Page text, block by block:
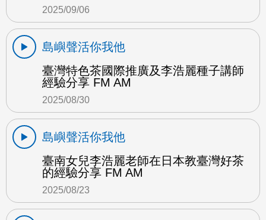
2025/09/06
島嶼聲活你我他
臺灣特色茶國際推廣及李浩麗種子講師
經驗分享 FM AM
2025/08/30
島嶼聲活你我他
臺南女兒李浩麗老師在日本教臺灣好茶
的經驗分享 FM AM
2025/08/23